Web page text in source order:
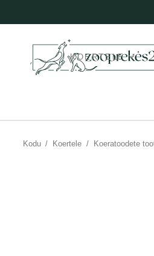
KOERTELE
Kodu / Koertele / Koeratoodete